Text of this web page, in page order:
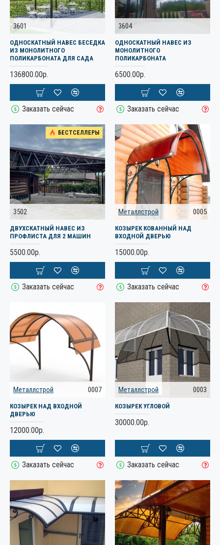
3601
ОДНОСКАТНЫЙ НАВЕС БЕСЕДКА
ИЗ МОНОЛИТНОГО
ПОЛИКАРБОНАТА ДЛЯ САДА
136800.00р.
Заказать сейчас
3604
ОДНОСКАТНЫЙ НАВЕС ИЗ
МОНОЛИТНОГО
ПОЛИКАРБОНАТА
6500.00р.
Заказать сейчас
БЕСТСЕЛЛЕРЫ
3502
ДВУХСКАТНЫЙ НАВЕС ИЗ
ПРОФЛИСТА ДЛЯ 2 МАШИН
5500.00р.
Заказать сейчас
Металлстрой 0005
КОЗЫРЕК КОВАННЫЙ НАД
ВХОДНОЙ ДВЕРЬЮ
15000.00р.
Заказать сейчас
Металлстрой 0007
КОЗЫРЕК НАД ВХОДНОЙ
ДВЕРЬЮ
12000.00р.
Заказать сейчас
Металлстрой 0003
КОЗЫРЕК УГЛОВОЙ
30000.00р.
Заказать сейчас